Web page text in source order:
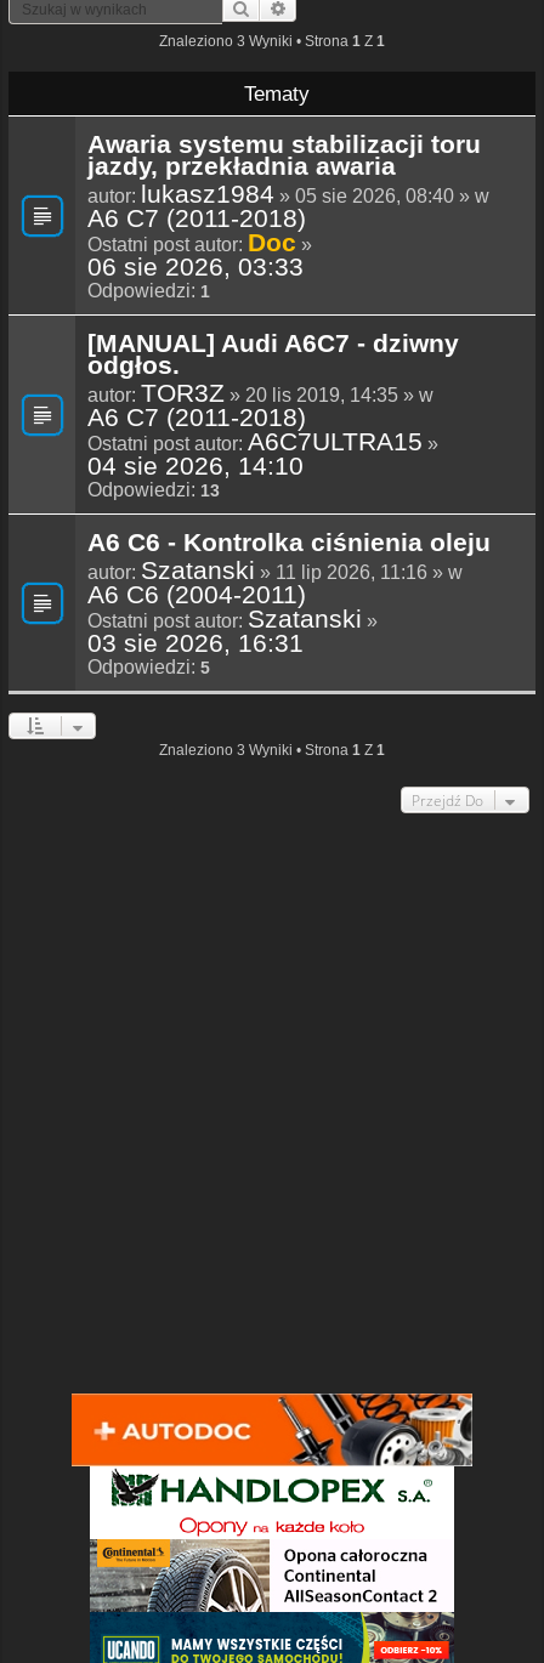
Szukaj
Znaleziono 3 Wyniki • Strona 1 Z 1
Tematy
Awaria systemu stabilizacji toru
jazdy, przekładnia awaria
autor: lukasz1984 » 05 sie 2026, 08:40 » w
A6 C7 (2011-2018)
Ostatni post autor: Doc »
06 sie 2026, 03:33
Odpowiedzi: 1
[MANUAL] Audi A6C7 - dziwny
odgłos.
autor: TOR3Z » 20 lis 2019, 14:35 » w
A6 C7 (2011-2018)
Ostatni post autor: A6C7ULTRA15 »
04 sie 2026, 14:10
Odpowiedzi: 13
A6 C6 - Kontrolka ciśnienia oleju
autor: Szatanski » 11 lip 2026, 11:16 » w
A6 C6 (2004-2011)
Ostatni post autor: Szatanski »
03 sie 2026, 16:31
Odpowiedzi: 5
Znaleziono 3 Wyniki • Strona 1 Z 1
Przejdź Do